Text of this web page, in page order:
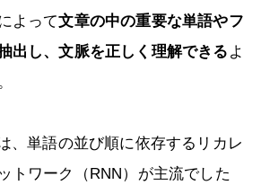
よって文章の中の重要な単語やフ
出し、文脈を正しく理解できる よ
、単語の並び順に依存するリカレ
トワーク（RNN）が主流でした